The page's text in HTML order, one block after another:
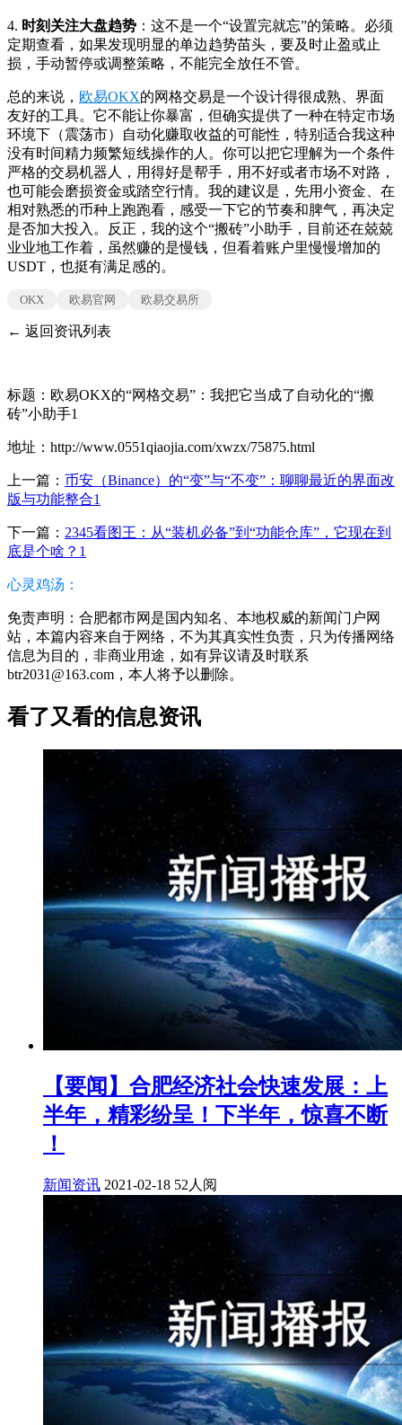
4. 时刻关注大盘趋势 ：这不是一个“设置完就忘”的策略。必须
定期查看，如果发现明显的单边趋势苗头，要及时止盈或止
损，手动暂停或调整策略，不能完全放任不管。
总的来说， 欧易OKX的网格交易是一个设计得很成熟、界面
友好的工具。它不能让你暴富，但确实提供了一种在特定市场
环境下（震荡市）自动化赚取收益的可能性，特别适合我这种
没有时间精力频繁短线操作的人。你可以把它理解为一个条件
严格的交易机器人，用得好是帮手，用不好或者市场不对路，
也可能会磨损资金或踏空行情。我的建议是，先用小资金、在
相对熟悉的币种上跑跑看，感受一下它的节奏和脾气，再决定
是否加大投入。反正，我的这个“搬砖”小助手，目前还在兢兢
业业地工作着，虽然赚的是慢钱，但看着账户里慢慢增加的
USDT，也挺有满足感的。
OKX 欧易官网 欧易交易所
← 返回资讯列表
标题：欧易OKX的“网格交易”：我把它当成了自动化的“搬
砖”小助手1
地址：http://www.0551qiaojia.com/xwzx/75875.html
上一篇： 币安（Binance）的“变”与“不变”：聊聊最近的界面改
版与功能整合1
下一篇： 2345看图王：从“装机必备”到“功能仓库”，它现在到
底是个啥？1
心灵鸡汤：
免责声明：合肥都市网是国内知名、本地权威的新闻门户网
站，本篇内容来自于网络，不为其真实性负责，只为传播网络
信息为目的，非商业用途，如有异议请及时联系
btr2031@163.com，本人将予以删除。
看了又看的信息资讯
【要闻】合肥经济社会快速发展：上
半年，精彩纷呈！下半年，惊喜不断​
！
新闻资讯 2021-02-18 52人阅